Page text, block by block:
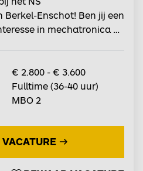
Enschot! Ben jij een
in mechatronica en
en wil je bijdragen aan
Dan is deze functie
werkplaats werk je
ervoor dat
gecontroleerd,
worden gemaakt.
€ 2.800 - € 3.600
Fulltime (36-40 uur)
MBO 2